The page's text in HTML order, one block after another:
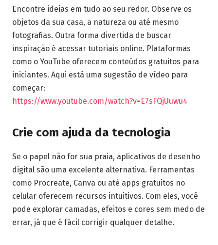
Encontre ideias em tudo ao seu redor. Observe os
objetos da sua casa, a natureza ou até mesmo
fotografias. Outra forma divertida de buscar
inspiração é acessar tutoriais online. Plataformas
como o YouTube oferecem conteúdos gratuitos para
iniciantes. Aqui está uma sugestão de vídeo para
começar:
https://www.youtube.com/watch?v=E7sFQjUuwu4
Crie com ajuda da tecnologia
Se o papel não for sua praia, aplicativos de desenho
digital são uma excelente alternativa. Ferramentas
como Procreate, Canva ou até apps gratuitos no
celular oferecem recursos intuitivos. Com eles, você
pode explorar camadas, efeitos e cores sem medo de
errar, já que é fácil corrigir qualquer detalhe.